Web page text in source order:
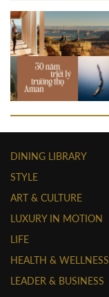
DINING LIBRARY
STYLE
ART & CULTURE
LUXURY IN MOTION
LIFE
HEALTH & WELLNESS
LEADER & BUSINESS